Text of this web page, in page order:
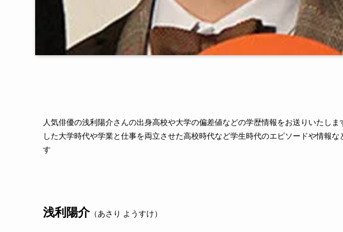
人気俳優の浅利陽介さんの出身高校や大学の偏差値などの学歴情報をお送りいたし
した大学時代や学業と仕事を両立させた高校時代など学生時代のエピソードや情報な
す
浅利陽介（あさり ようすけ）